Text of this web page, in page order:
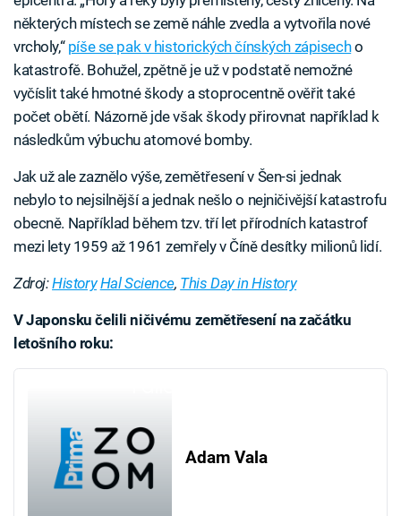
některých místech se země náhle zvedla a vytvořila nové
vrcholy,“ píše se pak v historických čínských zápisecho
katastrofě. Bohužel, zpětně je už v podstatě nemožné
vyčíslit také hmotné škody a stoprocentně ověřit také
počet obětí. Názorně jde však škody přirovnat například k
následkům výbuchu atomové bomby.
Jak už ale zaznělo výše, zemětřesení v Šen-si jednak
nebylo to nejsilnější a jednak nešlo o nejničivější katastrofu
obecně. Například během tzv. tří let přírodních katastrof
mezi lety 1959 až 1961 zemřely v Číně desítky milionů lidí.
Zdroj:HistoryHal Science, This Day in History
V Japonsku čelili ničivému zemětřesení na začátku
letošního roku:
Adam Vala